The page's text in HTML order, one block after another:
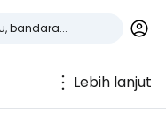
Lebih lanjut